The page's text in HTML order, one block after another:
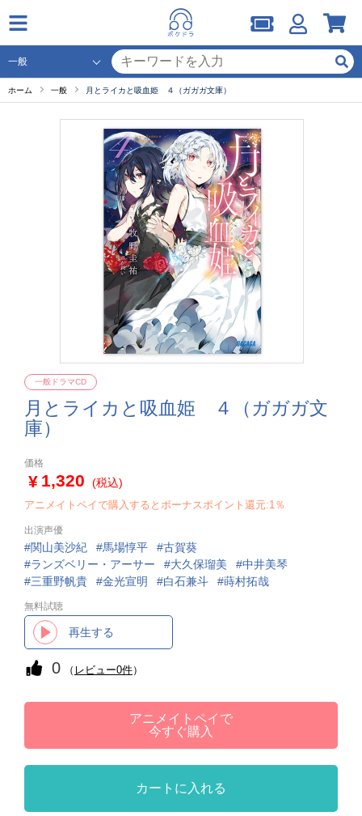
ホーム 一般 月とライカと吸血姫 ４（ガガガ文庫）
月とライカと吸血姫 ４（ガガガ文
庫）
一般ドラマCD
価格
1,320 (税込)
アニメイトペイで購入するとボーナスポイント還元:1％
出演声優
関山美沙紀 馬場惇平
古賀葵
ランズベリー・アーサー
大久保瑠美
中井美琴
三重野帆貴
金光宣明 白石兼斗 蒔村拓哉
無料試聴
再生する
0 （ レビュー0件）
アニメイトペイで
今すぐ購入
カートに入れる